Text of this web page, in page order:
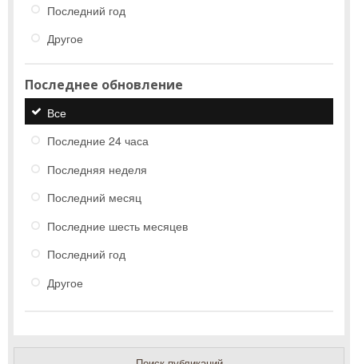
Последний год
Другое
Последнее обновление
Все
Последние 24 часа
Последняя неделя
Последний месяц
Последние шесть месяцев
Последний год
Другое